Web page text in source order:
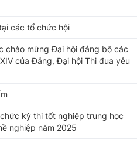
các tổ chức hội
chào mừng Đại hội đảng bộ các
của Đảng, Đại hội Thi đua yêu
kỳ thi tốt nghiệp trung học
nghiệp năm 2025